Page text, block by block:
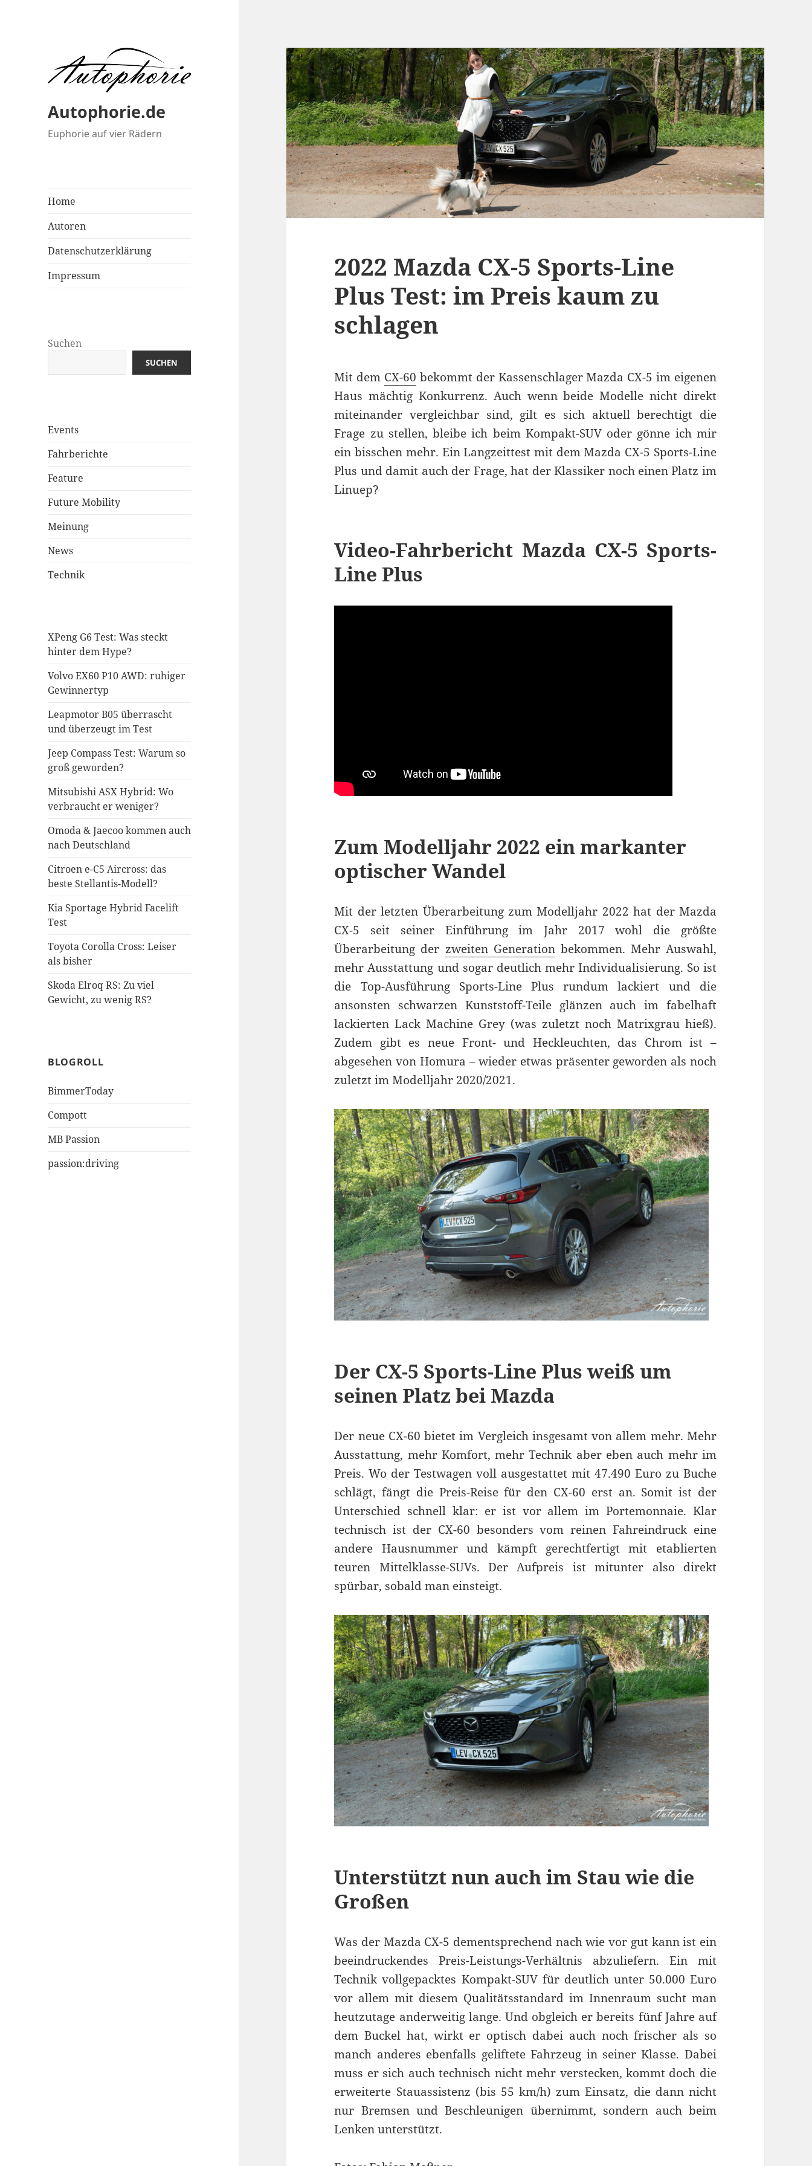
Autophorie.de
Euphorie auf vier Rädern
Home
Autoren
Datenschutzerklärung
Impressum
Suchen
SUCHEN
Events
Fahrberichte
Feature
Future Mobility
Meinung
News
Technik
XPeng G6 Test: Was steckt
hinter dem Hype?
Volvo EX60 P10 AWD: ruhiger
Gewinnertyp
Leapmotor B05 überrascht
und überzeugt im Test
Jeep Compass Test: Warum so
groß geworden?
Mitsubishi ASX Hybrid: Wo
verbraucht er weniger?
Omoda & Jaecoo kommen auch
nach Deutschland
Citroen e-C5 Aircross: das
beste Stellantis-Modell?
Kia Sportage Hybrid Facelift
Test
Toyota Corolla Cross: Leiser
als bisher
Skoda Elroq RS: Zu viel
Gewicht, zu wenig RS?
BLOGROLL
BimmerToday
Compott
MB Passion
passion:driving
2022 Mazda CX-5 Sports-Line
Plus Test: im Preis kaum zu
schlagen
Mit dem CX-60 bekommt der Kassenschlager Mazda CX-5 im eigenen
Haus mächtig Konkurrenz. Auch wenn beide Modelle nicht direkt
miteinander vergleichbar sind, gilt es sich aktuell berechtigt die
Frage zu stellen, bleibe ich beim Kompakt-SUV oder gönne ich mir
ein bisschen mehr. Ein Langzeittest mit dem Mazda CX-5 Sports-Line
Plus und damit auch der Frage, hat der Klassiker noch einen Platz im
Linuep?
Video-Fahrbericht Mazda CX-5 Sports-
Line Plus
Zum Modelljahr 2022 ein markanter
optischer Wandel
Mit der letzten Überarbeitung zum Modelljahr 2022 hat der Mazda
CX-5 seit seiner Einführung im Jahr 2017 wohl die größte
Überarbeitung der zweiten Generationbekommen. Mehr Auswahl,
mehr Ausstattung und sogar deutlich mehr Individualisierung. So ist
die Top-Ausführung Sports-Line Plus rundum lackiert und die
ansonsten schwarzen Kunststoff-Teile glänzen auch im fabelhaft
lackierten Lack Machine Grey (was zuletzt noch Matrixgrau hieß).
Zudem gibt es neue Front- und Heckleuchten, das Chrom ist –
abgesehen von Homura – wieder etwas präsenter geworden als noch
zuletzt im Modelljahr 2020/2021.
Der CX-5 Sports-Line Plus weiß um
seinen Platz bei Mazda
Der neue CX-60 bietet im Vergleich insgesamt von allem mehr. Mehr
Ausstattung, mehr Komfort, mehr Technik aber eben auch mehr im
Preis. Wo der Testwagen voll ausgestattet mit 47.490 Euro zu Buche
schlägt, fängt die Preis-Reise für den CX-60 erst an. Somit ist der
Unterschied schnell klar: er ist vor allem im Portemonnaie. Klar
technisch ist der CX-60 besonders vom reinen Fahreindruck eine
andere Hausnummer und kämpft gerechtfertigt mit etablierten
teuren Mittelklasse-SUVs. Der Aufpreis ist mitunter also direkt
spürbar, sobald man einsteigt.
Unterstützt nun auch im Stau wie die
Großen
Was der Mazda CX-5 dementsprechend nach wie vor gut kann ist ein
beeindruckendes Preis-Leistungs-Verhältnis abzuliefern. Ein mit
Technik vollgepacktes Kompakt-SUV für deutlich unter 50.000 Euro
vor allem mit diesem Qualitätsstandard im Innenraum sucht man
heutzutage anderweitig lange. Und obgleich er bereits fünf Jahre auf
dem Buckel hat, wirkt er optisch dabei auch noch frischer als so
manch anderes ebenfalls geliftete Fahrzeug in seiner Klasse. Dabei
muss er sich auch technisch nicht mehr verstecken, kommt doch die
erweiterte Stauassistenz (bis 55 km/h) zum Einsatz, die dann nicht
nur Bremsen und Beschleunigen übernimmt, sondern auch beim
Lenken unterstützt.